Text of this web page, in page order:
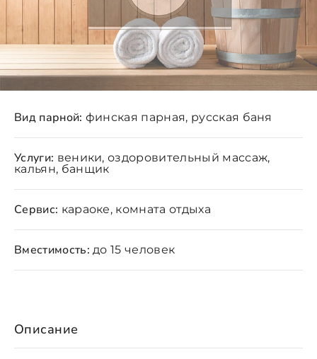
Описание
Вид парной: финская парная, русская баня
Услуги: веники, оздоровительный массаж,
кальян, банщик
Сервис: караоке, комната отдыха
Вместимость: до 15 человек